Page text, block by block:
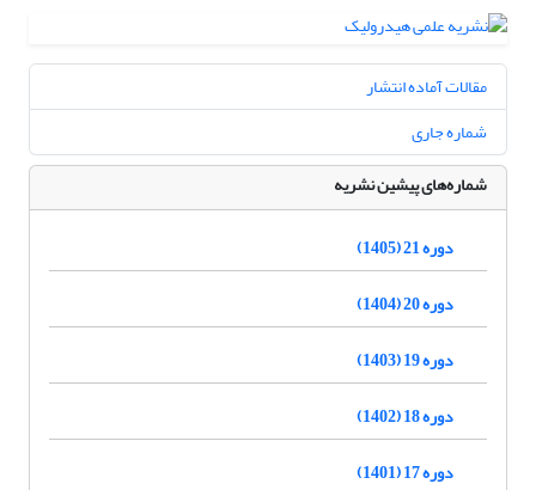
مقالات آماده انتشار
شماره جاری
شماره‌های پیشین نشریه
دوره 21 (1405)
دوره 20 (1404)
دوره 19 (1403)
دوره 18 (1402)
دوره 17 (1401)